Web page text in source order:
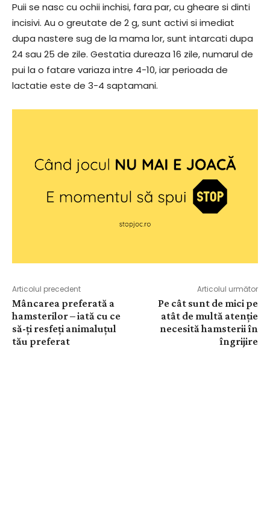
Puii se nasc cu ochii inchisi, fara par, cu gheare si dinti
incisivi. Au o greutate de 2 g, sunt activi si imediat
dupa nastere sug de la mama lor, sunt intarcati dupa
24 sau 25 de zile. Gestatia dureaza 16 zile, numarul de
pui la o fatare variaza intre 4-10, iar perioada de
lactatie este de 3-4 saptamani.
Articolul precedent
Mâncarea preferată a
hamsterilor – iată cu ce
să-ți resfeți animaluțul
tău preferat
Articolul următor
Pe cât sunt de mici pe
atât de multă atenție
necesită hamsterii în
îngrijire